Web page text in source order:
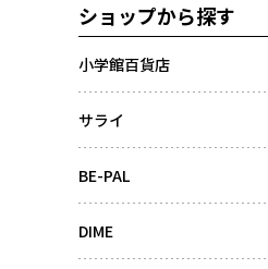
ショップから探す
小学館百貨店
サライ
BE-PAL
DIME